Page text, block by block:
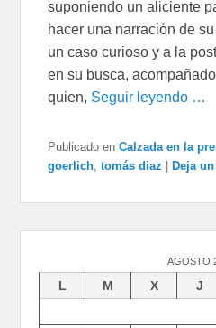
suponiendo un aliciente
hacer una narración de
un caso curioso y a la
en su busca,
quien, Seguir leyendo …
Publicado en Calzada en la
goerlich ,tomás diaz |Deja
AGOSTO
L M X J